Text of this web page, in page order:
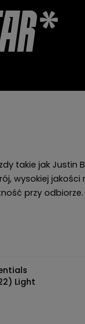
takie jak Justin
wysokiej
przy
Light